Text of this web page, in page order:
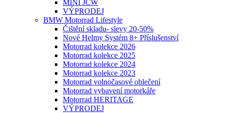
MINI JCW
VÝPRODEJ
BMW Motorrad Lifestyle
Čištění skladu- slevy 20-50%
Nové Helmy Systém 8+ Příslušenství
Motorrad kolekce 2026
Motorrad kolekce 2025
Motorrad kolekce 2024
Motorrad kolekce 2023
Motorrad volnočasové oblečení
Motorrad vybavení motorkáře
Motorrad HERITAGE
VÝPRODEJ